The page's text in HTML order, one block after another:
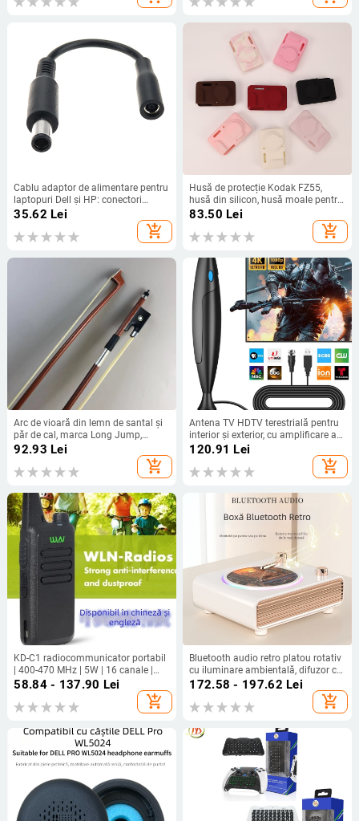
Cablu adaptor de alimentare pentru
laptopuri Dell și HP: conectori
7.4x5.0 mm masculin la 4.5x3.0
mm feminin, OEM, marcă YL, model
4530F la 7450M
35.62 Lei
add_shopping_cart
Husă de protecție Kodak FZ55,
husă din silicon, husă moale pentru
cameră digitală CCD portabilă
83.50 Lei
add_shopping_cart
Arc de vioară din lemn de santal și
păr de cal, marca Long Jump,
destinat instrumentelor muzicale
92.93 Lei
add_shopping_cart
Antena TV HDTV terestrială pentru
interior și exterior, cu amplificare a
semnalului digital
120.91 Lei
add_shopping_cart
KD-C1 radiocommunicator portabil
| 400-470 MHz | 5W | 16 canale |
rază 3-5 km | Li‑ion 1500 mAh |
58.84 - 137.90 Lei
add_shopping_cart
Bluetooth audio retro platou rotativ
cu iluminare ambientală, difuzor cu
încărcare fără fir
172.58 - 197.62 Lei
add_shopping_cart